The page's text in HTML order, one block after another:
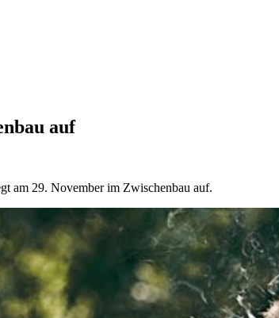
auf
am 29. November im Zwischenbau auf.